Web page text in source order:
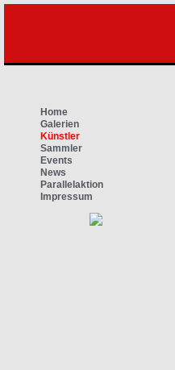
Home
Galerien
Künstler
Sammler
Events
News
Parallelaktion
Impressum